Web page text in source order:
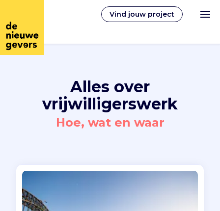
Vind jouw project
Vrijwilligerswerk
Alles over
vrijwilligerswerk
Hoe, wat en waar